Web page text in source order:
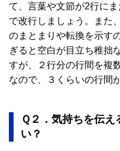
て、言葉や文節が2行に
で改行しましょう。また
のまとまりや転換を示す
ぎると空白が目立ち稚拙
すが、２行分の行間を複
なので、３くらいの行間
Ｑ２．気持ちを伝
い？